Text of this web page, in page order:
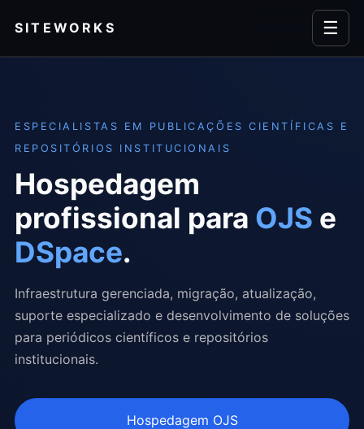
SITEWORKS ☰
ESPECIALISTAS EM PUBLICAÇÕES CIENTÍFICAS E
REPOSITÓRIOS INSTITUCIONAIS
Hospedagem
profissional para OJS e
DSpace.
Infraestrutura gerenciada, migração, atualização,
suporte especializado e desenvolvimento de soluções
para periódicos científicos e repositórios
institucionais.
Hospedagem OJS